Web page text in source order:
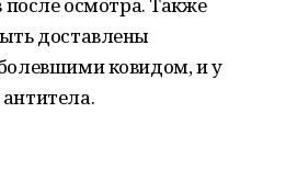
доставлены
ковидом, и у